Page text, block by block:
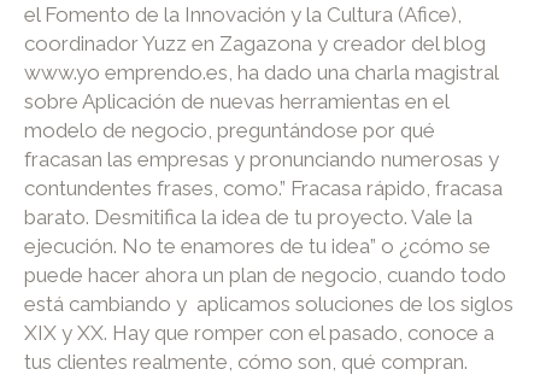
el Fomento de la Innovación y la Cultura (Afice),
coordinador Yuzz en Zagazona y creador del blog
www.yo emprendo.es, ha dado una charla magistral
sobre Aplicación de nuevas herramientas en el
modelo de negocio, preguntándose por qué
fracasan las empresas y pronunciando numerosas y
contundentes frases, como.” Fracasa rápido, fracasa
barato. Desmitifica la idea de tu proyecto. Vale la
ejecución. No te enamores de tu idea” o ¿cómo se
puede hacer ahora un plan de negocio, cuando todo
está cambiando y aplicamos soluciones de los siglos
XIX y XX. Hay que romper con el pasado, conoce a
tus clientes realmente, cómo son, qué compran.